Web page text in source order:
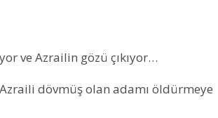
ve Azrailin gözü çıkıyor…
dövmüş olan adamı öldürmeye